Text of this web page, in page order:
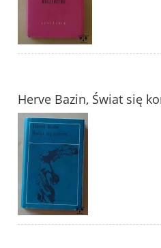
Herve Bazin, Świat się